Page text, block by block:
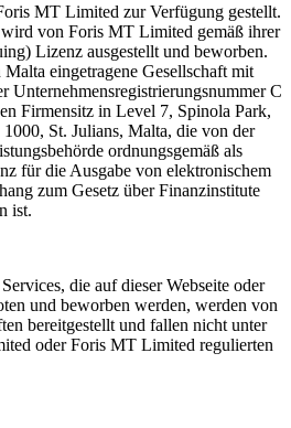
MT Limited zur Verfügung gestellt.
von Foris MT Limited gemäß ihrer
Lizenz ausgestellt und beworben.
eingetragene Gesellschaft mit
Unternehmensregistrierungsnummer C
Firmensitz in Level 7, Spinola Park,
St. Julians, Malta, die von der
ordnungsgemäß als
für die Ausgabe von elektronischem
zum Gesetz über Finanzinstitute
ist.
die auf dieser Webseite oder
und beworben werden, werden von
bereitgestellt und fallen nicht unter
oder Foris MT Limited regulierten